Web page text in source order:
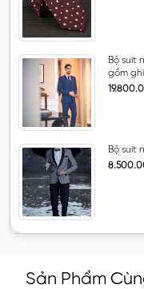
Bộ suit
gồm
Bộ suit
Sản Phẩm